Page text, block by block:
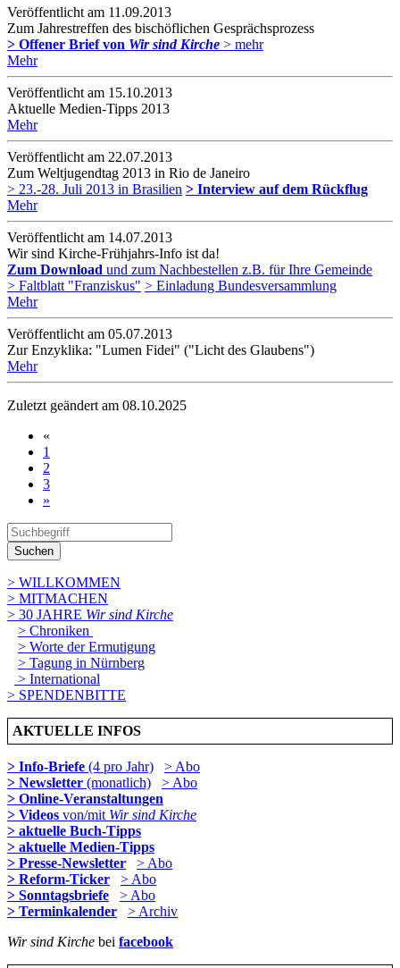
Veröffentlicht am 11­.09.2013
Zum Jahrestreffen des bischöflichen Gesprächsprozess
> Offener Brief von Wir sind Kirche > mehr
Mehr
Veröffentlicht am 15­.10.2013
Aktuelle Medien-Tipps 2013
Mehr
Veröffentlicht am 22­.07.2013
Zum Weltjugendtag 2013 in Rio de Janeiro
> 23.-28. Juli 2013 in Brasilien > Interview auf dem Rückflug
Mehr
Veröffentlicht am 14­.07.2013
Wir sind Kirche-Frühjahrs-Info ist da!
Zum Download und zum Nachbestellen z.B. für Ihre Gemeinde
> Faltblatt "Franziskus" > Einladung Bundesversammlung
Mehr
Veröffentlicht am 05­.07.2013
Zur Enzyklika: "Lumen Fidei" ("Licht des Glaubens")
Mehr
Zuletzt geändert am 08­.10.2025
«
1
2
3
»
Suchen
> WILLKOMMEN
> MITMACHEN
> 30 JAHRE Wir sind Kirche
> Chroniken
> Worte der Ermutigung
> Tagung in Nürnberg
> International
> SPENDENBITTE
AKTUELLE INFOS
> Info-Briefe (4 pro Jahr)
> Abo
> Newsletter (monatlich)
> Abo
> Online-Veranstaltungen
> Videos von/mit Wir sind Kirche
> aktuelle Buch-Tipps
> aktuelle Medien-Tipps
> Presse-Newsletter
> Abo
> Reform-Ticker
> Abo
> Sonntagsbriefe
> Abo
> Terminkalender
> Archiv
Wir sind Kirche bei facebook